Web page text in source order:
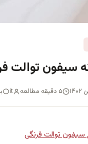
سیفون توالت
۵ دقیقه مطالعه it
سیفون توالت فرنگی